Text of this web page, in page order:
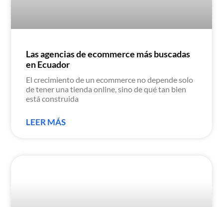
Las agencias de ecommerce más buscadas
en Ecuador
El crecimiento de un ecommerce no depende solo
de tener una tienda online, sino de qué tan bien
está construida
LEER MÁS